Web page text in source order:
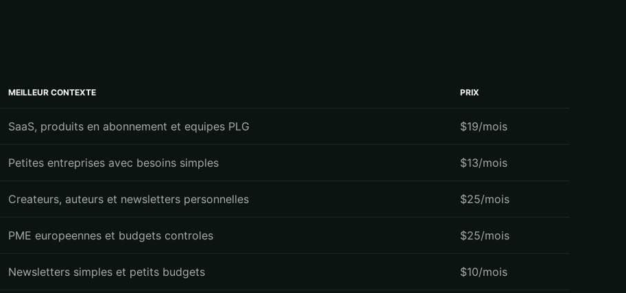
MEILLEUR CONTEXTE PRIX
SaaS, produits en abonnement et equipes PLG $19/mois
Petites entreprises avec besoins simples $13/mois
Createurs, auteurs et newsletters personnelles $25/mois
PME europeennes et budgets controles $25/mois
Newsletters simples et petits budgets $10/mois